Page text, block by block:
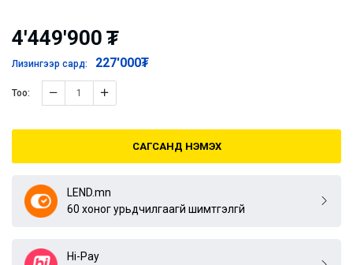
4'449'900 ₮
Лизингээр сард: 227'000₮
Тоо:
САГСАНД НЭМЭХ
LEND.mn
60 хоног урьдчилгаагүй шимтгэлгүй
Hi-Pay